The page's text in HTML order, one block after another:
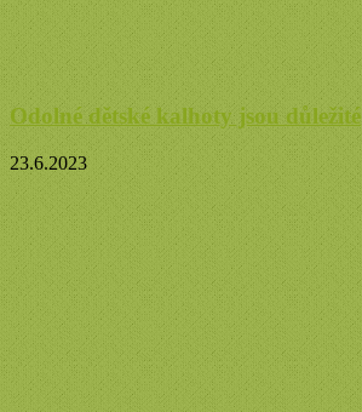
Odolné dětské kalhoty jsou důležité
23.6.2023